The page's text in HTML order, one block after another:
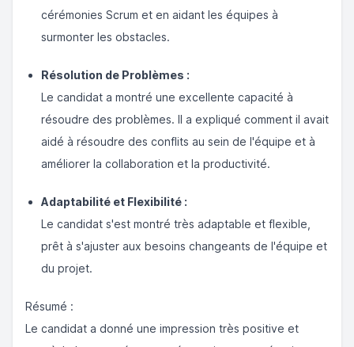
cérémonies Scrum et en aidant les équipes à
surmonter les obstacles.
Résolution de Problèmes :
Le candidat a montré une excellente capacité à
résoudre des problèmes. Il a expliqué comment il avait
aidé à résoudre des conflits au sein de l'équipe et à
améliorer la collaboration et la productivité.
Adaptabilité et Flexibilité :
Le candidat s'est montré très adaptable et flexible,
prêt à s'ajuster aux besoins changeants de l'équipe et
du projet.
Résumé :
Le candidat a donné une impression très positive et